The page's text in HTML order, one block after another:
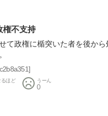
不支持
て政権に楯突いた者を後から
るほど うーん
0